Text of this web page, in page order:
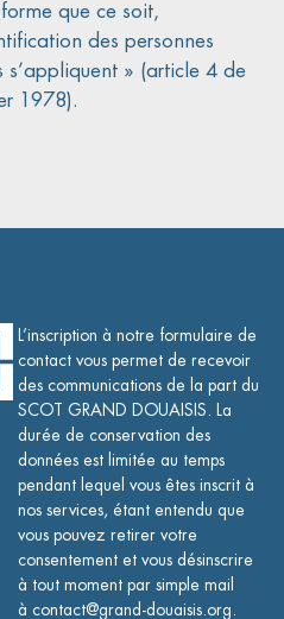
que ce soit,
des personnes
s’appliquent » (article 4 de
1978).
L’inscription à notre formulaire de
contact vous permet de recevoir
des communications de la part du
SCOT GRAND DOUAISIS. La
durée de conservation des
données est limitée au temps
pendant lequel vous êtes inscrit à
nos services, étant entendu que
vous pouvez retirer votre
consentement et vous désinscrire
à tout moment par simple mail
à contact@grand-douaisis.org.